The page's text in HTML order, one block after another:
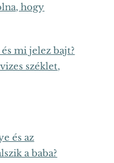
hogy
mi jelez bajt?
széklet,
és az
a baba?